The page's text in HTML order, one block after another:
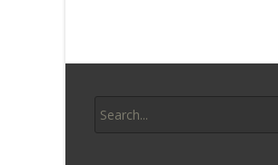
for: